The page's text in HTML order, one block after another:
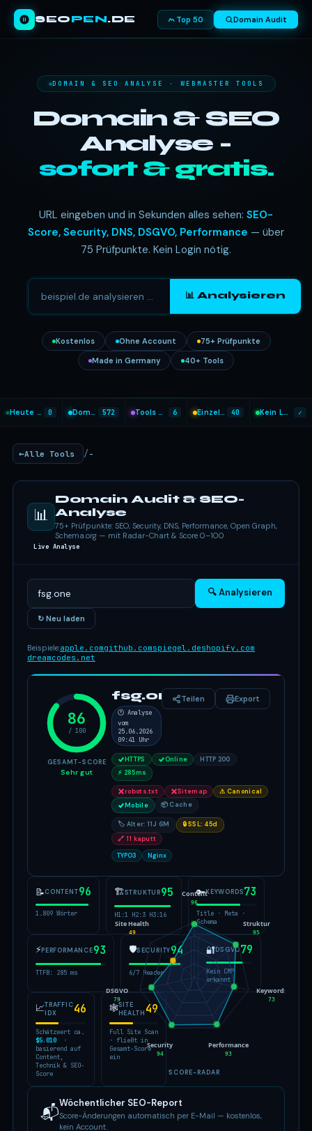
SEOPEN.DE Top 50 Domain Audit
DOMAIN & SEO ANALYSE · WEBMASTER TOOLS
Domain & SEO
Analyse -
sofort & gratis.
URL eingeben und in Sekunden alles sehen: SEO-
Score, Security, DNS, DSGVO, Performance — über
75 Prüfpunkte. Kein Login nötig.
📊 Analysieren
Kostenlos Ohne Account
75+ Prüfpunkte
Made in Germany
40+ Tools
Heute analysiert 0 Domains geprüft 572 Tools heute genutzt 6 Einzel-Tools 40 Kein Login nötig ✓
Alle Tools / -
📊
Domain Audit & SEO-
Analyse
75+ Prüfpunkte: SEO, Security, DNS, Performance, Open Graph,
Schema.org — mit Radar-Chart & Score 0–100
Live Analyse
🔍 Analysieren
↻ Neu laden
Beispiele:apple.comgithub.comspiegel.deshopify.com
dreamcodes.net
86
/ 100
GESAMT-SCORE
Sehr gut
fsg.one
🕐 Analyse
vom
25.06.2026
09:41 Uhr
Teilen Export
HTTPS Online
HTTP 200
⚡ 285ms
robots.txt Sitemap
⚠ Canonical
Mobile
📦 Cache
🏷 Alter: 11J 6M
🔒 SSL: 45d
🔗 11 kaputt
TYPO3
Nginx
📝CONTENT96
1.809 Wörter
🏗STRUKTUR95
H1:1 H2:3 H3:16
🔑KEYWORDS73
Title · Meta ·
Schema
⚡PERFORMANCE93
TTFB: 285 ms
🛡SECURITY94
6/7 Header
🔐DSGVO79
Kein CMP
erkannt
📈TRAFFIC
IDX
46
Schätzwert ca.
$5.010 ·
basierend auf
Content,
Technik & SEO-
Score
🕸SITE
HEALTH 49
Full Site Scan
· fließt in
Gesamt-Score
ein
Content
96
Struktur
95
Keywords
73
Performance
93
Security
94
DSGVO
79
Site Health
49
SCORE-RADAR
📬Wöchentlicher SEO-Report
Score-Änderungen automatisch per E-Mail — kostenlos,
kein Account.